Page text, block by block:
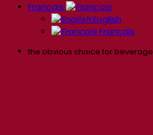
Français
English
Français
the obvious choice for beverage